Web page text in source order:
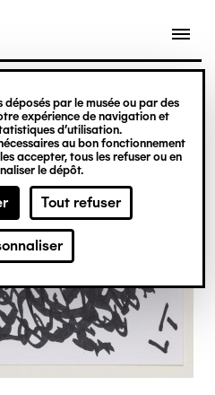
déposés par le musée ou par des
expérience de navigation et
d’utilisation.
au bon fonctionnement
accepter, tous les refuser ou en
le dépôt.
Tout refuser